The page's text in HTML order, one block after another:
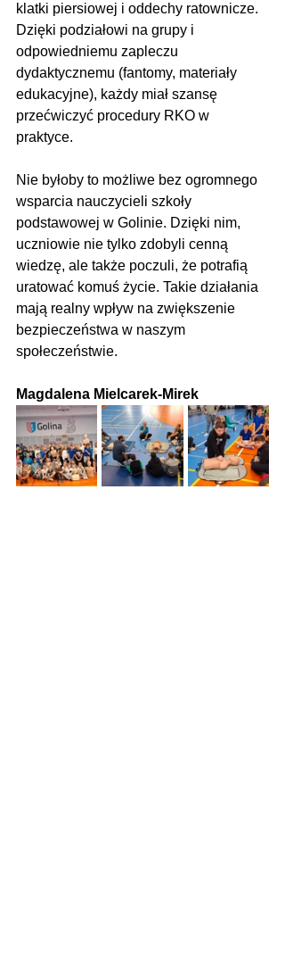
klatki piersiowej i oddechy ratownicze.
Dzięki podziałowi na grupy i
odpowiedniemu zapleczu
dydaktycznemu (fantomy, materiały
edukacyjne), każdy miał szansę
przećwiczyć procedury RKO w
praktyce.
Nie byłoby to możliwe bez ogromnego
wsparcia nauczycieli szkoły
podstawowej w Golinie. Dzięki nim,
uczniowie nie tylko zdobyli cenną
wiedzę, ale także poczuli, że potrafią
uratować komuś życie. Takie działania
mają realny wpływ na zwiększenie
bezpieczeństwa w naszym
społeczeństwie.
Magdalena Mielcarek-Mirek